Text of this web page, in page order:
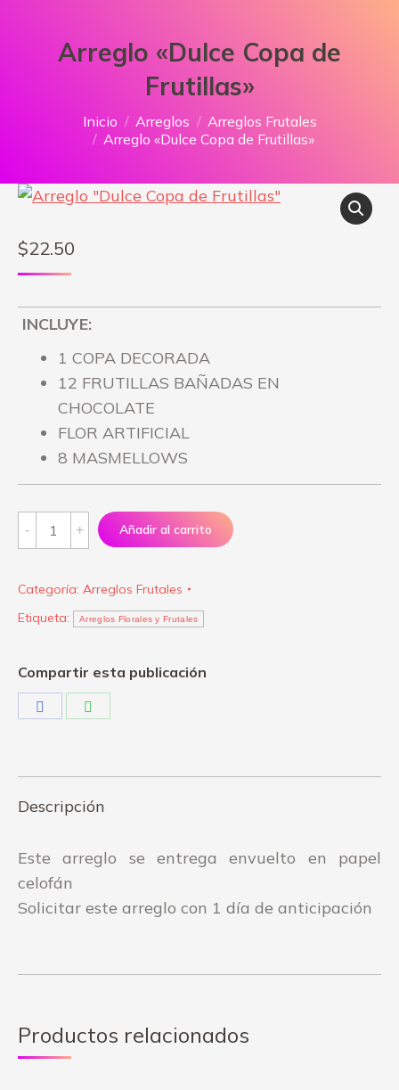
Arreglo «Dulce Copa de
Frutillas»
Estás aquí:Inicio Arreglos
Arreglos Frutales
Arreglo «Dulce Copa de Frutillas»
$22.50
INCLUYE:
1 COPA DECORADA
12 FRUTILLAS BAÑADAS EN
CHOCOLATE
FLOR ARTIFICIAL
8 MASMELLOWS
Arreglo
"Dulce
de
Frutillas"
Añadir al carrito
Categoría: Arreglos Frutales
Etiqueta:
Arreglos Florales y Frutales
Compartir esta publicación
Descripción
Este arreglo se entrega envuelto en papel
celofán
Solicitar este arreglo con 1 día de anticipación
Productos relacionados